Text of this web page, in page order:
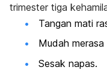
trimester tiga
Tangan mati
Mudah merasa
Sesak napas.